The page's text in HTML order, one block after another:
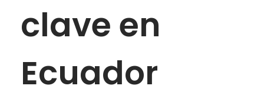
clave en
Ecuador